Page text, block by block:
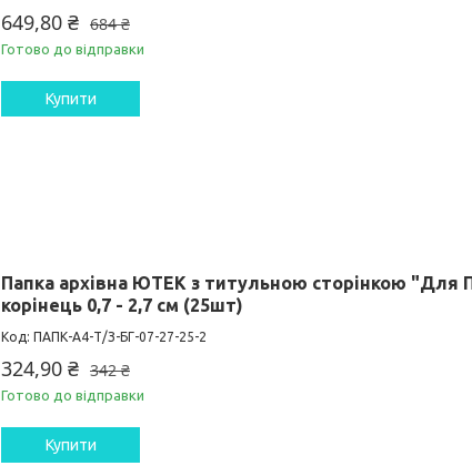
684 ₴
649,80 ₴
Готово до відправки
Купити
Папка архівна ЮТЕК з титульною сторінкою "Для
корінець 0,7 - 2,7 см (25шт)
ПАПК-А4-Т/З-БГ-07-27-25-2
342 ₴
324,90 ₴
Готово до відправки
Купити